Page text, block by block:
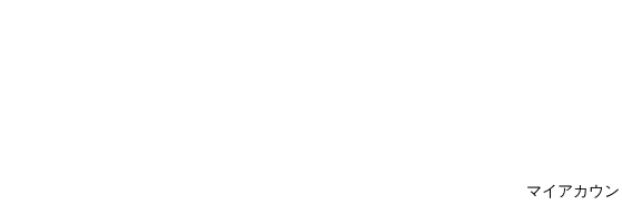
マイアカウン